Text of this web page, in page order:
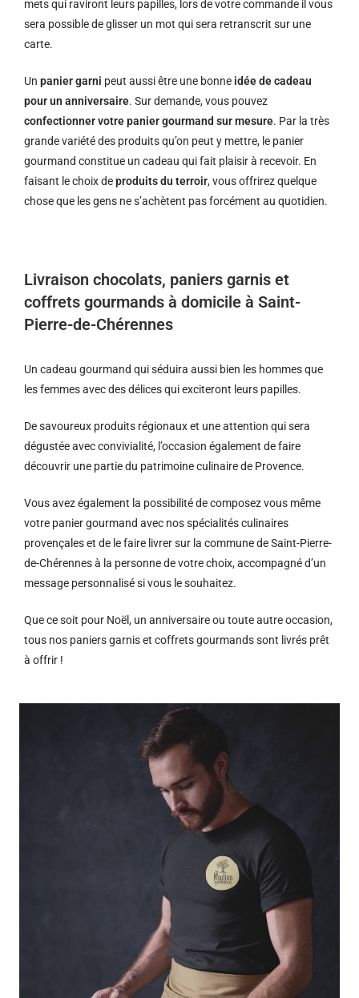
mets qui raviront leurs papilles, lors de votre commande il vous
sera possible de glisser un mot qui sera retranscrit sur une
carte.
Un panier garni peut aussi être une bonne idée de cadeau
pour un anniversaire. Sur demande, vous pouvez
confectionner votre panier gourmand sur mesure. Par la très
grande variété des produits qu’on peut y mettre, le panier
gourmand constitue un cadeau qui fait plaisir à recevoir. En
faisant le choix deproduits du terroir, vous offrirez quelque
chose que les gens ne s’achètent pas forcément au quotidien.
Livraison chocolats, paniers garnis et
coffrets gourmands à domicile à Saint-
Pierre-de-Chérennes
Un cadeau gourmand qui séduira aussi bien les hommes que
les femmes avec des délices qui exciteront leurs papilles.
De savoureux produits régionaux et une attention qui sera
dégustée avec convivialité, l’occasion également de faire
découvrir une partie du patrimoine culinaire de Provence.
Vous avez également la possibilité de composez vous même
votre panier gourmand avec nos spécialités culinaires
provençales et de le faire livrer sur la commune de Saint-Pierre-
de-Chérennes à la personne de votre choix, accompagné d’un
message personnalisé si vous le souhaitez.
Que ce soit pour Noël, un anniversaire ou toute autre occasion,
tous nos paniers garnis et coffrets gourmands sont livrés prêt
à offrir !